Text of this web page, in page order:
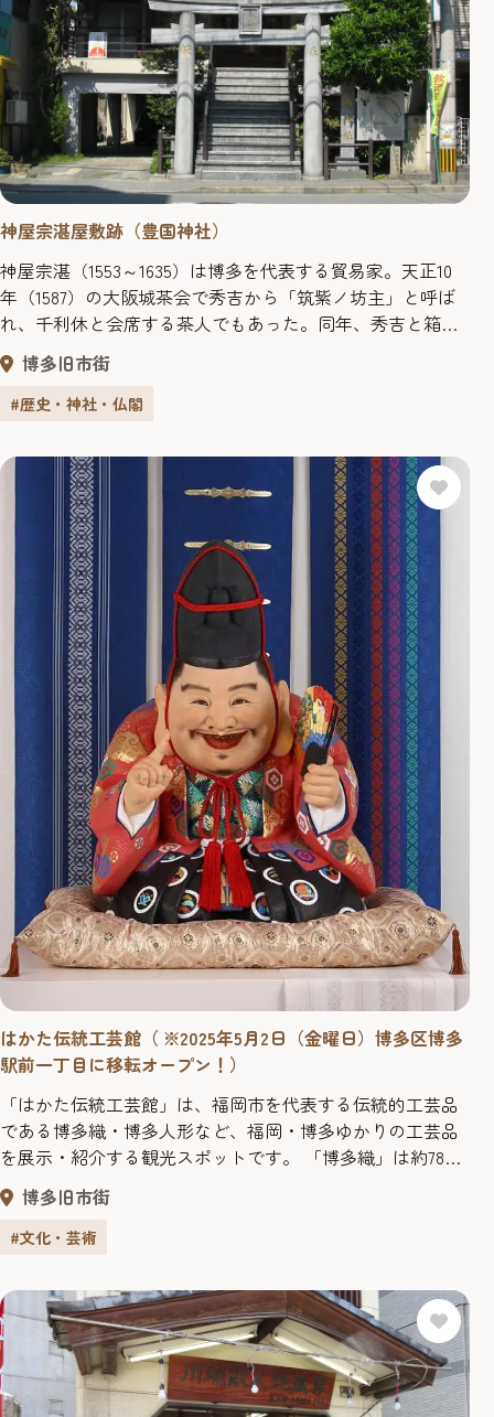
神屋宗湛屋敷跡（豊国神社）
神屋宗湛（1553～1635）は博多を代表する貿易家。天正10
年（1587）の大阪城茶会で秀吉から「筑紫ノ坊主」と呼ば
れ、千利休と会席する茶人でもあった。同年、秀吉と箱崎
から南蛮船に乗り荒廃した博多を視察し、町割りに着手し
た。その際、当地に間口13間半、奥行30間の宅地を与えら
れた。現在、屋敷跡には秀吉を祀る豊国神社が明治19年
体だっ...
博多旧市街
#歴史・神社・仏閣
はかた伝統工芸館（ ※2025年5月2日（金曜日）博多区博多
駅前一丁目に移転オープン！）
「はかた伝統工芸館」は、福岡市を代表する伝統的工芸品
である博多織・博多人形など、福岡・博多ゆかりの工芸品
を展示・紹介する観光スポットです。 「博多織」は約780
年の歴史を有し、筑前黒田藩主が幕府に献上したことで、
その際の柄は「献上柄」として知られ、「博多人形」は、
約400年前の黒田長政の筑前入国に伴って多くの瓦職人が集
多曲物（まげもの...
博多旧市街
#文化・芸術